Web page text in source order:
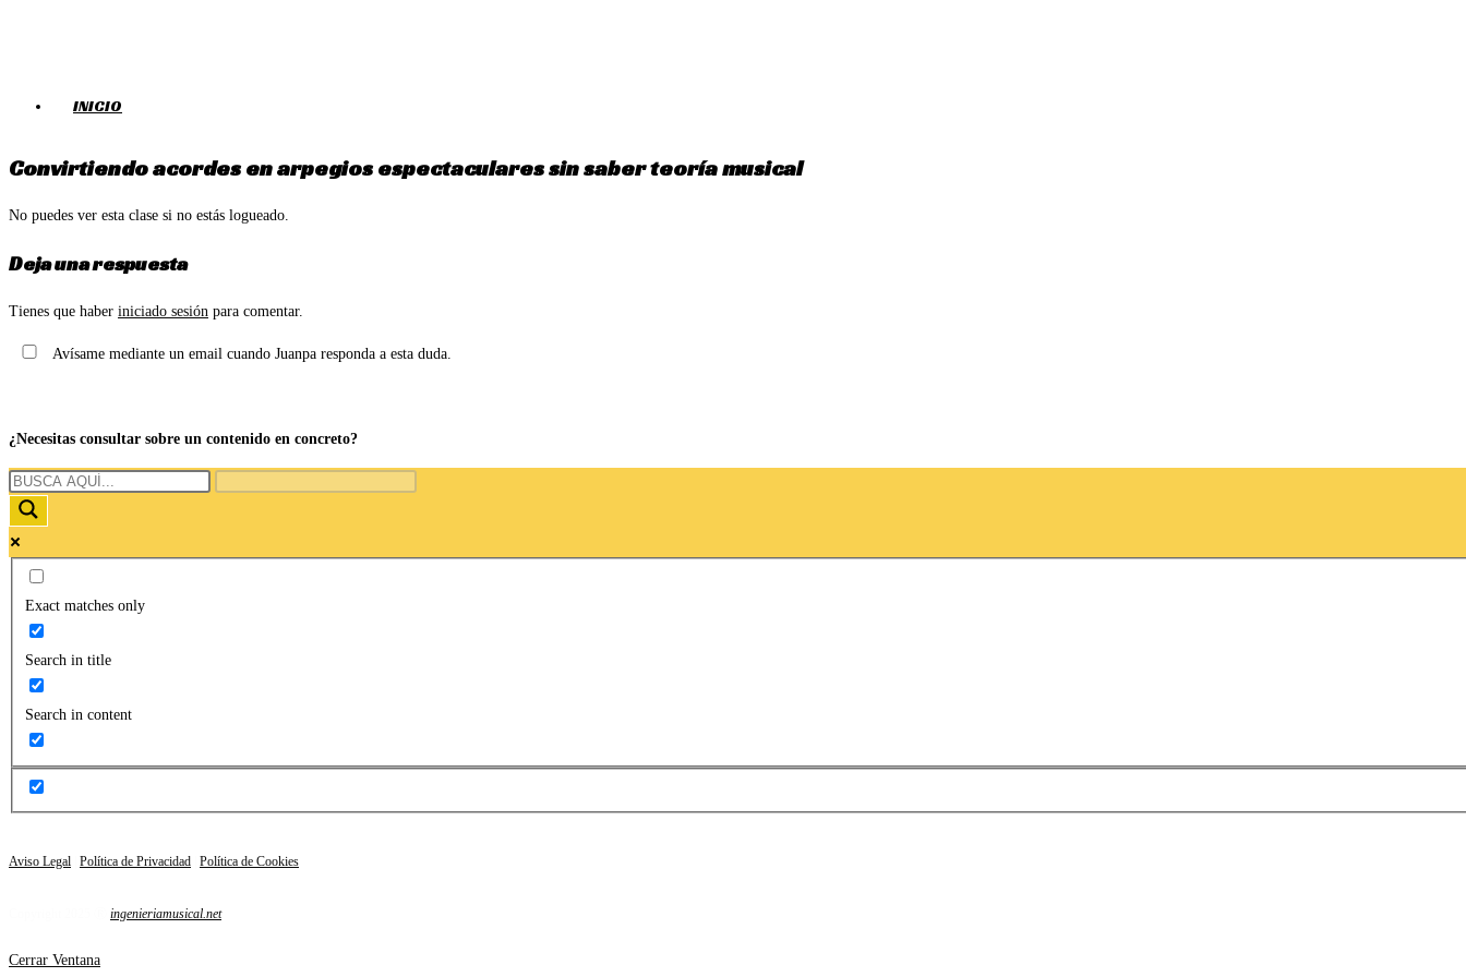
INICIO
Convirtiendo acordes en arpegios espectaculares sin saber teoría musical
No puedes ver esta clase si no estás logueado.
Deja una respuesta
Tienes que haber iniciado sesión para comentar.
Avísame mediante un email cuando Juanpa responda a esta duda.
¿Necesitas consultar sobre un contenido en concreto?
Exact matches only
Search in title
Search in content
Aviso Legal Política de Privacidad Política de Cookies
ingenieriamusical.net
Cerrar Ventana